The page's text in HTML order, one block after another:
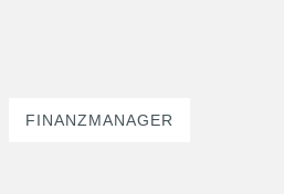
FINANZMANAGER